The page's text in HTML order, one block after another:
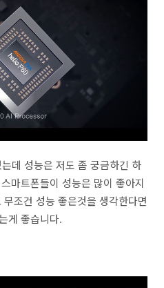
데 성능은 저도 좀 궁금하긴 하
마트폰들이 성능은 많이 좋아지
조건 성능 좋은것을 생각한다면
게 좋습니다.